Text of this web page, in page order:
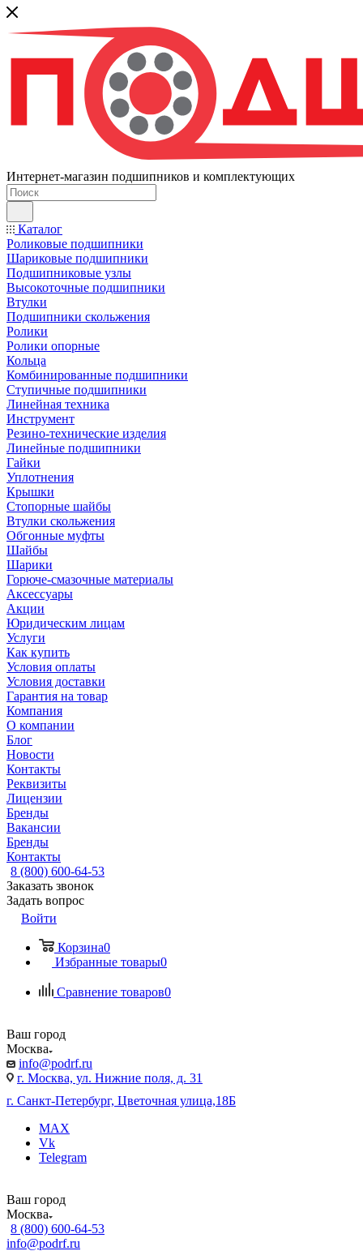
Интернет-магазин подшипников и комплектующих
Каталог
Роликовые подшипники
Шариковые подшипники
Подшипниковые узлы
Высокоточные подшипники
Втулки
Подшипники скольжения
Ролики
Ролики опорные
Кольца
Комбинированные подшипники
Ступичные подшипники
Линейная техника
Инструмент
Резино-технические изделия
Линейные подшипники
Гайки
Уплотнения
Крышки
Стопорные шайбы
Втулки скольжения
Обгонные муфты
Шайбы
Шарики
Горюче-смазочные материалы
Аксессуары
Акции
Юридическим лицам
Услуги
Как купить
Условия оплаты
Условия доставки
Гарантия на товар
Компания
О компании
Блог
Новости
Контакты
Реквизиты
Лицензии
Бренды
Вакансии
Бренды
Контакты
8 (800) 600-64-53
Заказать звонок
Задать вопрос
Войти
Корзина0
Избранные товары0
Сравнение товаров0
Ваш город
Москва
info@podrf.ru
г. Москва, ул. Нижние поля, д. 31
г. Санкт-Петербург, Цветочная улица,18Б
MAX
Vk
Telegram
Ваш город
Москва
8 (800) 600-64-53
info@podrf.ru